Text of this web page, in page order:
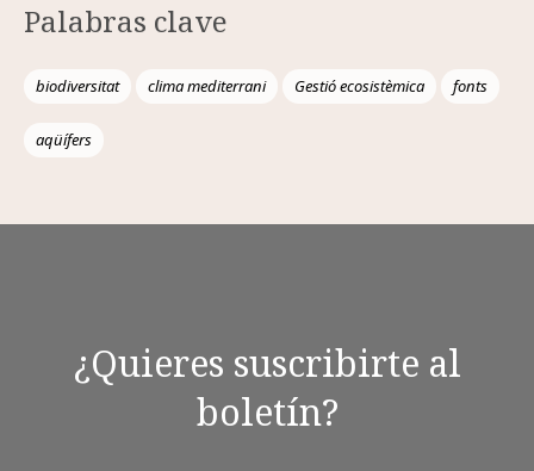
Palabras clave
biodiversitat clima mediterrani Gestió ecosistèmica fonts
aqüífers
¿Quieres suscribirte al
boletín?